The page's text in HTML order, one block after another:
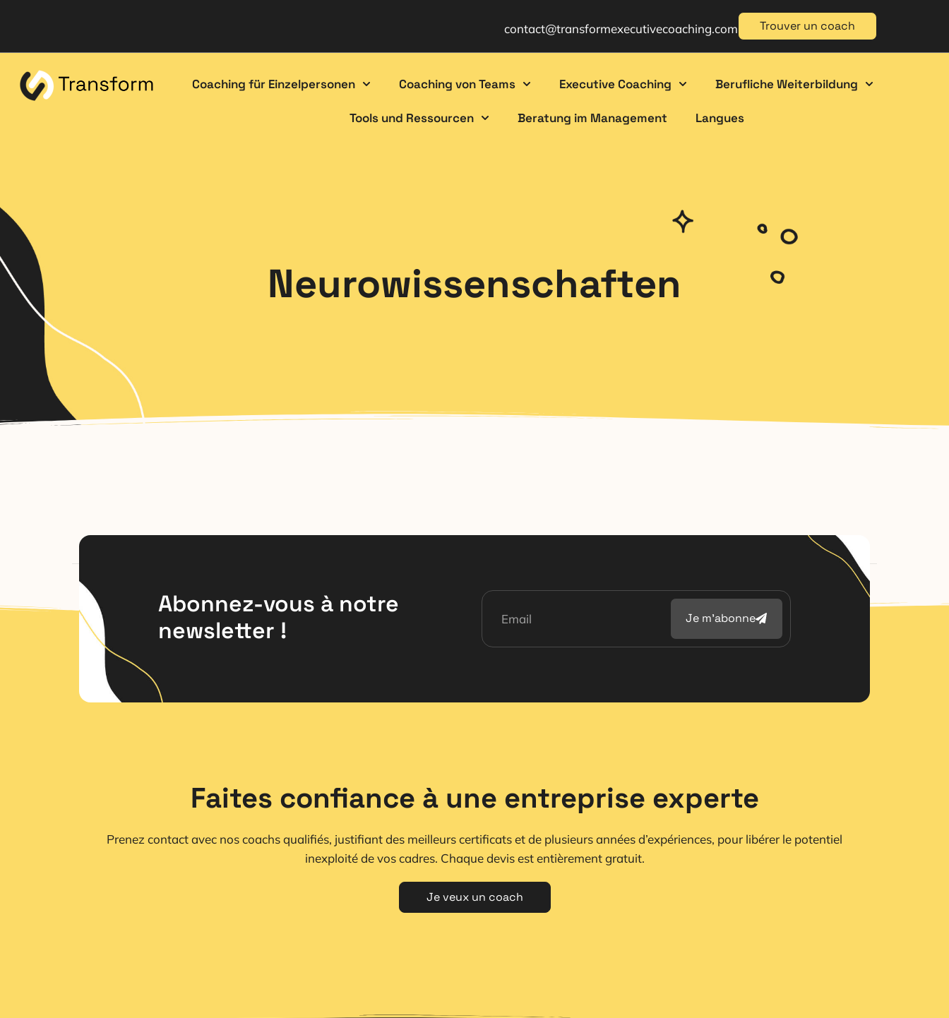
contact@transformexecutivecoaching.com Trouver un coach
Coaching für Einzelpersonen Coaching von Teams Executive Coaching Berufliche Weiterbildung
Tools und Ressourcen Beratung im Management Langues
Neurowissenschaften
Abonnez-vous à notre
newsletter !
Je m'abonne
Faites confiance à une entreprise experte
Prenez contact avec nos coachs qualifiés, justifiant des meilleurs certificats et de plusieurs années d’expériences, pour libérer le potentiel
inexploité de vos cadres. Chaque devis est entièrement gratuit.
Je veux un coach